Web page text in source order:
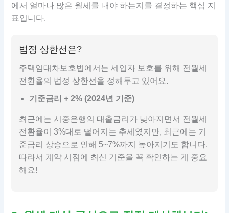
에서 얼마나 많은 월세를 내야 하는지를 결정하는 핵심 지
표입니다.
법정 상한선은?
주택임대차보호법에서는 세입자 보호를 위해 전월세
전환율의 법정 상한선을 정해두고 있어요.
기준금리 + 2% (2024년 기준)
최근에는 시중은행의 대출금리가 낮아지면서 전월세
전환율이 3%대로 떨어지는 추세였지만, 최근에는 기
준금리 상승으로 인해 5~7%까지 높아지기도 합니다.
따라서 계약 시점에 최신 기준을 꼭 확인하는 게 중요
해요!